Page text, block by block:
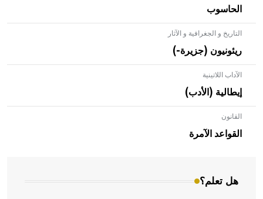
الحاسوب
التاريخ و الجغرافية و الآثار
ريئونيون (جزيرة-)
الآداب اللاتينية
إيطالية (الأدب)
القانون
القواعد الآمرة
هل تعلم؟
- هل تعلم أن الأبلق نوع من الفنون الهندسية التي ارتبطت
بالعمارة الإسلامية في بلاد الشام ومصر خاصة، حيث يحرص
المعمار على بناء مداميكه وخاصة في الواجهات